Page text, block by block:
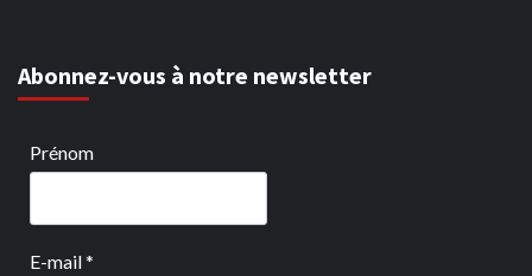
Abonnez-vous à notre newsletter
Prénom
E-mail*